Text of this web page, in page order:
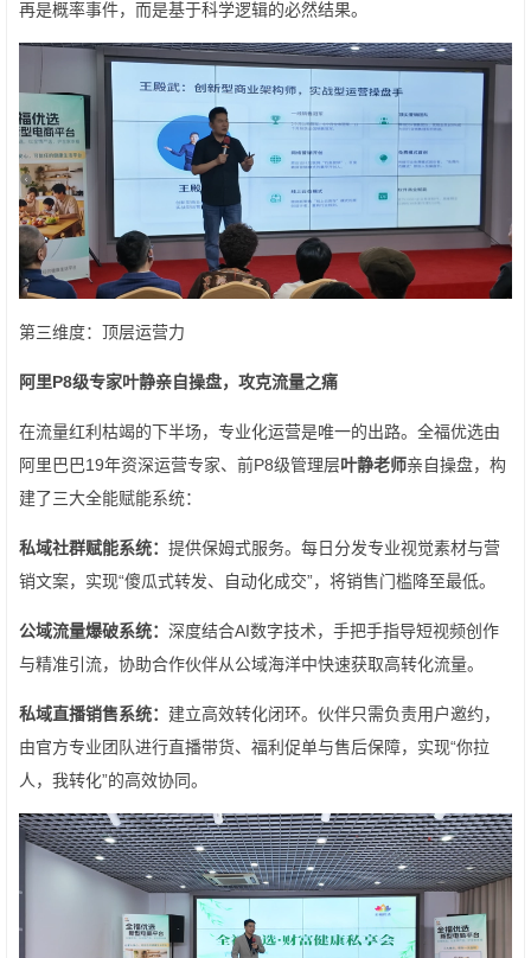
再是概率事件，而是基于科学逻辑的必然结果。
第三维度：顶层运营力
阿里P8级专家叶静亲自操盘，攻克流量之痛
在流量红利枯竭的下半场，专业化运营是唯一的出路。全福优选由
阿里巴巴19年资深运营专家、前P8级管理层叶静老师亲自操盘，构
建了三大全能赋能系统：
私域社群赋能系统： 提供保姆式服务。每日分发专业视觉素材与营
销文案，实现“傻瓜式转发、自动化成交”，将销售门槛降至最低。
公域流量爆破系统： 深度结合AI数字技术，手把手指导短视频创作
与精准引流，协助合作伙伴从公域海洋中快速获取高转化流量。
私域直播销售系统： 建立高效转化闭环。伙伴只需负责用户邀约，
由官方专业团队进行直播带货、福利促单与售后保障，实现“你拉
人，我转化”的高效协同。